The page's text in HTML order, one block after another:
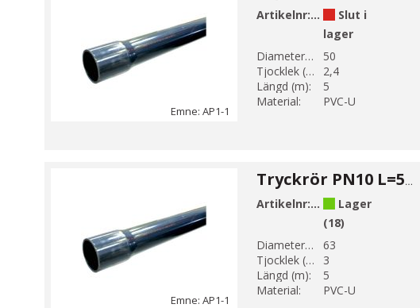
Emne: AP1-1
Artikelnr:AP1-50-1
Slut i
lager
Diameter 1 (mm):
50
Tjocklek (mm):
2,4
Längd (m):
5
Material:
PVC-U
Emne: AP1-1
Tryckrör PN10 L=5m Ø63
Artikelnr:AP1-63-1
Lager
(18)
Diameter 1 (mm):
63
Tjocklek (mm):
3
Längd (m):
5
Material:
PVC-U